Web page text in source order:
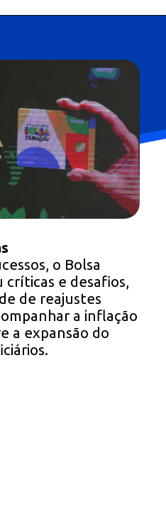
o Bolsa
e desafios,
de reajustes
a inflação
a expansão do